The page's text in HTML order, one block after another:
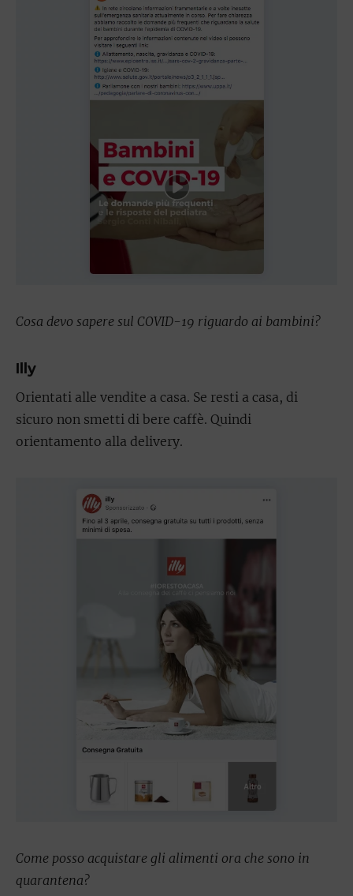
Cosa devo sapere sul COVID-19 riguardo ai bambini?
Illy
Orientati alle vendite a casa. Se resti a casa, di
sicuro non smetti di bere caffè. Quindi
orientamento alla delivery.
Come posso acquistare gli alimenti ora che sono in
quarantena?